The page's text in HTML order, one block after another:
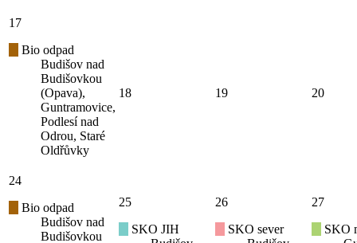
17
Bio odpad
Budišov nad
Budišovkou
(Opava),
Guntramovice,
Podlesí nad
Odrou, Staré
Oldřůvky
18 19 20
24
Bio odpad
Budišov nad
Budišovkou
25
SKO JIH
26
SKO sever
27
SKO